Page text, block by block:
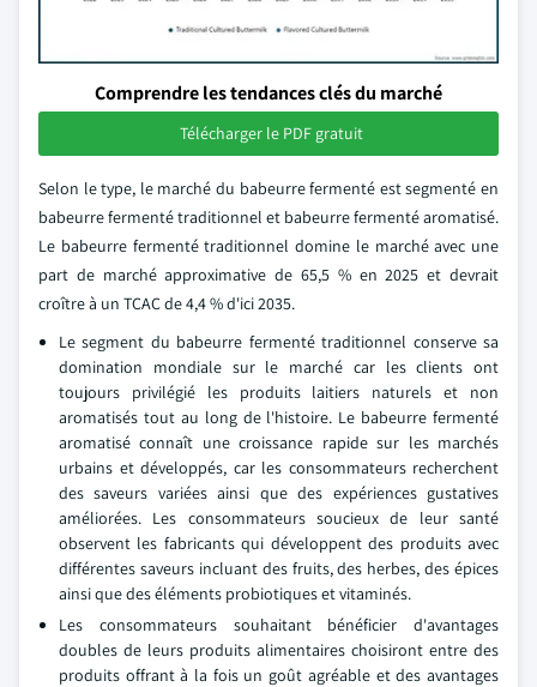
Comprendre les tendances clés du marché
Télécharger le PDF gratuit
Selon le type, le marché du babeurre fermenté est segmenté en
babeurre fermenté traditionnel et babeurre fermenté aromatisé.
Le babeurre fermenté traditionnel domine le marché avec une
part de marché approximative de 65,5 % en 2025 et devrait
croître à un TCAC de 4,4 % d'ici 2035.
Le segment du babeurre fermenté traditionnel conserve sa
domination mondiale sur le marché car les clients ont
toujours privilégié les produits laitiers naturels et non
aromatisés tout au long de l'histoire. Le babeurre fermenté
aromatisé connaît une croissance rapide sur les marchés
urbains et développés, car les consommateurs recherchent
des saveurs variées ainsi que des expériences gustatives
améliorées. Les consommateurs soucieux de leur santé
observent les fabricants qui développent des produits avec
différentes saveurs incluant des fruits, des herbes, des épices
ainsi que des éléments probiotiques et vitaminés.
Les consommateurs souhaitant bénéficier d'avantages
doubles de leurs produits alimentaires choisiront entre des
produits offrant à la fois un goût agréable et des avantages